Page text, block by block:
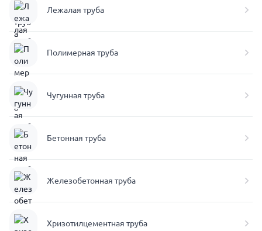
Лежалая труба
Полимерная труба
Чугунная труба
Бетонная труба
Железобетонная труба
Хризотилцементная труба